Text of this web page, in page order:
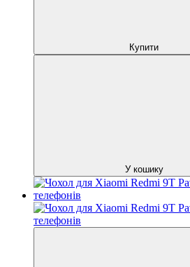
Купити
У кошику